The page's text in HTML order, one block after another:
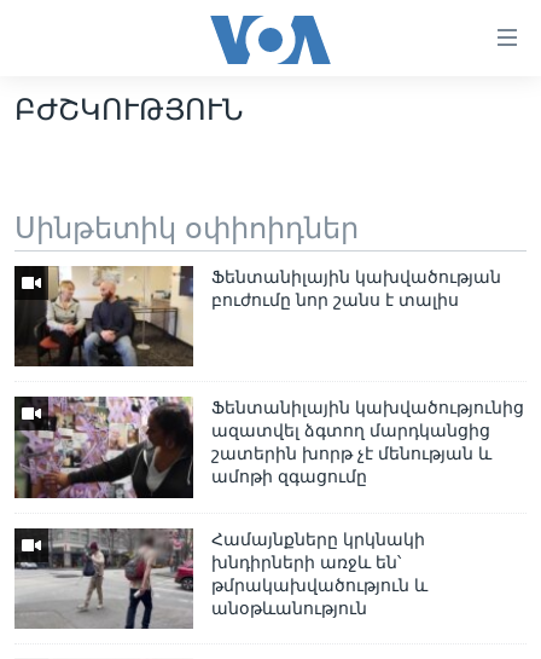
հիմնական
բովանդակությանը
հիմնական
բովանդակություն
ԳԼԽԱՎՈՐ ԷՋ
ՍՓՅՈՒՌՔ
ՏԵՍԱՆՅՈՒԹԵՐ
ՖԻԼՄԵՐ
ՖԻԼՄԵՐ
ՄԵՐ ՄԱՍԻՆ
«ԱՄԵՐԻԿԱՅԻ ՁԱՅՆ»-Ի ԿԱՆՈՆԱԴՐՈՒԹՅՈՒՆ
ԿԱՊ ՄԵԶ ՀԵՏ
Learning English
Լեզուներ
ԲԺՇԿՈՒԹՅՈՒՆ
Սինթետիկ օփիոիդներ
Ֆենտանիլային կախվածության
բուժումը նոր շանս է տալիս
Ֆենտանիլային կախվածությունից
ազատվել ձգտող մարդկանցից
շատերին խորթ չէ մենության և
ամոթի զգացումը
Համայնքները կրկնակի
խնդիրների առջև են՝
թմրակախվածություն և
անօթևանություն